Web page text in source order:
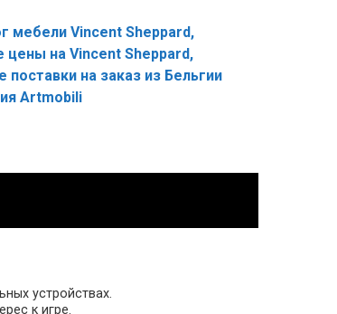
мебели Vincent Sheppard,
цены на Vincent Sheppard,
поставки на заказ из Бельгии
Artmobili
устройствах.
к игре.